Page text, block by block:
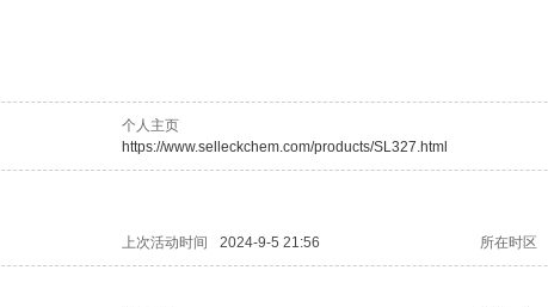
个人主页
https://www.selleckchem.com/products/SL327.html
上次活动时间 2024-9-5 21:56 所在时区